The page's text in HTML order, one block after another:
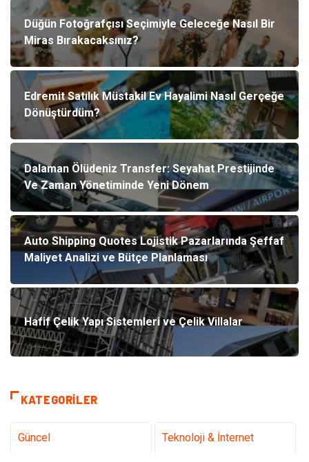
Düğün Fotoğrafçısı Seçimiyle Geleceğe Nasıl Bir
Miras Bırakacaksınız?
Edremit Satılık Müstakil Ev Hayalimi Nasıl Gerçeğe
Dönüştürdüm?
Dalaman Ölüdeniz Transfer: Seyahat Prestijinde
Ve Zaman Yönetiminde Yeni Dönem
Auto Shipping Quotes Lojistik Pazarlarında Şeffaf
Maliyet Analizi ve Bütçe Planlaması
Hafif Çelik Yapı Sistemleri ve Çelik Villalar
KATEGORILER
Güncel Teknoloji & İnternet